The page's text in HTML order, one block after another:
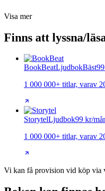
Visa mer
Finns att lyssna/
BookBeatLjudbokBäst
1 000 000+ titlar, varav
StorytelLjudbok99 kr/
1 000 000+ titlar, varav
Vi kan få provision vid köp via